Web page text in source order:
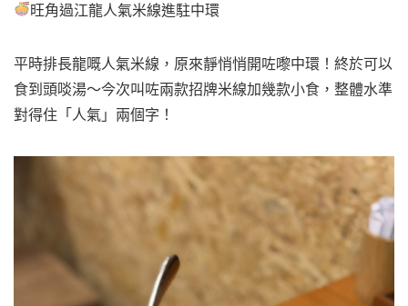
旺角過江龍人氣米線進駐中環
平時排長龍嘅人氣米線，原來靜悄悄開咗嚟中環！終於可以
食到頭啖湯～今次叫咗兩款招牌米線加幾款小食，整體水準
對得住「人氣」兩個字！